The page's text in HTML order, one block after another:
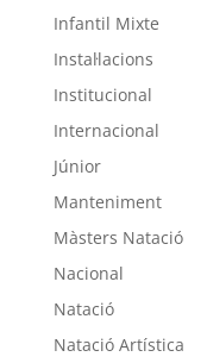
Infantil Mixte
Instal·lacions
Institucional
Internacional
Júnior
Manteniment
Màsters Natació
Nacional
Natació
Natació Artística